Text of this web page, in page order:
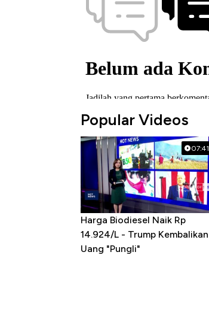
Popular Videos
07:41
Harga Biodiesel Naik Rp
14.924/L - Trump Kembalikan
Uang "Pungli"